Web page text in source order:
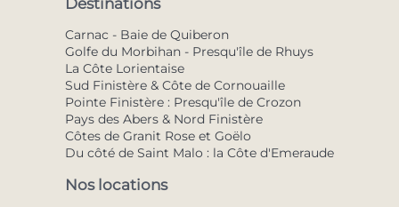
Destinations
Carnac - Baie de Quiberon
Golfe du Morbihan - Presqu'île de Rhuys
La Côte Lorientaise
Sud Finistère & Côte de Cornouaille
Pointe Finistère : Presqu'île de Crozon
Pays des Abers & Nord Finistère
Côtes de Granit Rose et Goëlo
Du côté de Saint Malo : la Côte d'Emeraude
Nos locations